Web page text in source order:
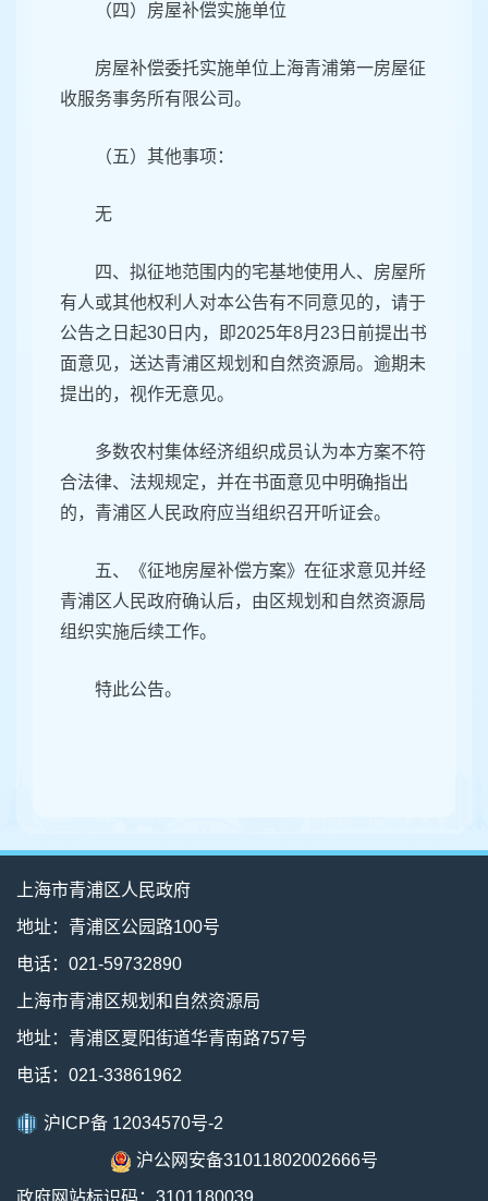
（四）房屋补偿实施单位
房屋补偿委托实施单位上海青浦第一房屋征
收服务事务所有限公司。
（五）其他事项：
无
四、拟征地范围内的宅基地使用人、房屋所
有人或其他权利人对本公告有不同意见的，请于
公告之日起30日内，即2025年8月23日前提出书
面意见，送达青浦区规划和自然资源局。逾期未
提出的，视作无意见。
多数农村集体经济组织成员认为本方案不符
合法律、法规规定，并在书面意见中明确指出
的，青浦区人民政府应当组织召开听证会。
五、《征地房屋补偿方案》在征求意见并经
青浦区人民政府确认后，由区规划和自然资源局
组织实施后续工作。
特此公告。
上海市青浦区人民政府
地址：青浦区公园路100号
电话：021-59732890
上海市青浦区规划和自然资源局
地址：青浦区夏阳街道华青南路757号
电话：021-33861962
沪ICP备 12034570号-2
沪公网安备31011802002666号